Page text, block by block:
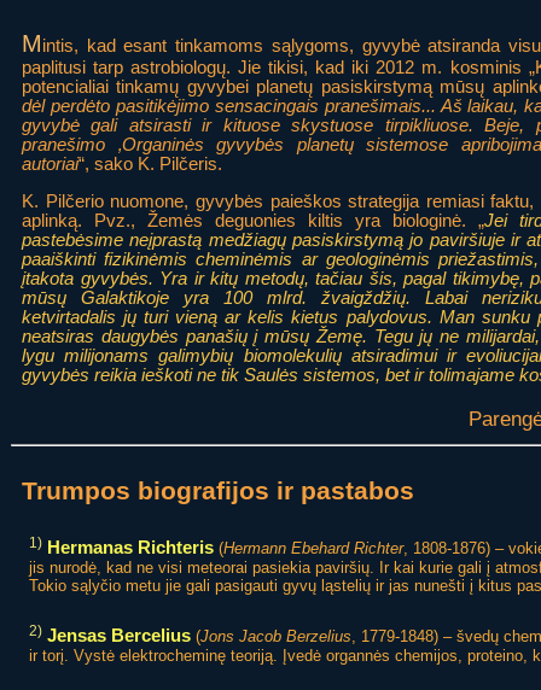
Mintis, kad esant tinkamoms sąlygoms, gyvybė atsiranda
paplitusi tarp astrobiologų. Jie tikisi, kad iki 2012 m. kosminis
potencialiai tinkamų gyvybei planetų pasiskirstymą mūsų
dėl perdėto pasitikėjimo sensacingais pranešimais... Aš laikau,
gyvybė gali atsirasti ir kituose skystuose tirpikliuose. Beje,
pranešimo ‚Organinės gyvybės planetų sistemose
autoriai“, sako K. Pilčeris.
K. Pilčerio nuomone, gyvybės paieškos strategija remiasi
aplinką. Pvz., Žemės deguonies kiltis yra biologinė. „Jei
pastebėsime neįprastą medžiagų pasiskirstymą jo paviršiuje ir
paaiškinti fizikinėmis cheminėmis ar geologinėmis
įtakota gyvybės. Yra ir kitų metodų, tačiau šis, pagal tikimybę,
mūsų Galaktikoje yra 100 mlrd. žvaigždžių. Labai
ketvirtadalis jų turi vieną ar kelis kietus palydovus. Man sunku
neatsiras daugybės panašių į mūsų Žemę. Tegu jų ne
lygu milijonams galimybių biomolekulių atsiradimui ir
gyvybės reikia ieškoti ne tik Saulės sistemos, bet ir tolimajame
Trumpos biografijos ir pastabos
1) Hermanas Richteris (Hermann Ebehard Richter, 1808-1876) –
jis nurodė, kad ne visi meteorai pasiekia paviršių. Ir kai kurie gali į
Tokio sąlyčio metu jie gali pasigauti gyvų ląstelių ir jas nunešti į kitus
2) Jensas Bercelius (Jons Jacob Berzelius, 1779-1848) – švedų
ir torį. Vystė elektrocheminę teoriją. Įvedė organnės chemijos,